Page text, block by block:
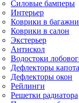
Силовые бамперы
Интерьер
Коврики в
Коврики в салон
Экстерьер
Антискол
Водостоки
Дефлекторы капота
Дефлекторы окон
Рейлинги
Решетки радиатора